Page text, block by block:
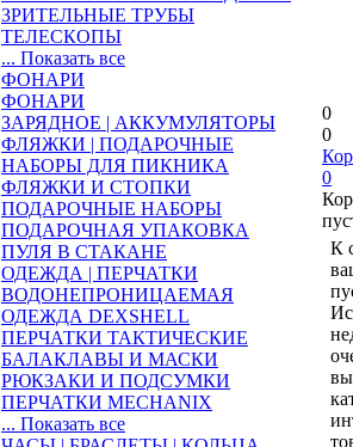
ЗРИТЕЛЬНЫЕ ТРУБЫ
ТЕЛЕСКОПЫ
... Показать все
ФОНАРИ
ФОНАРИ
ЗАРЯДНОЕ | АККУМУЛЯТОРЫ
ФЛЯЖКИ | ПОДАРОЧНЫЕ
НАБОРЫ ДЛЯ ПИКНИКА
ФЛЯЖКИ И СТОПКИ
ПОДАРОЧНЫЕ НАБОРЫ
ПОДАРОЧНАЯ УПАКОВКА
ПУЛЯ В СТАКАНЕ
ОДЕЖДА | ПЕРЧАТКИ
ВОДОНЕПРОНИЦАЕМАЯ
ОДЕЖДА DEXSHELL
ПЕРЧАТКИ ТАКТИЧЕСКИЕ
БАЛАКЛАВЫ И МАСКИ
РЮКЗАКИ И ПОДСУМКИ
ПЕРЧАТКИ MECHANIX
... Показать все
0
0
0
К